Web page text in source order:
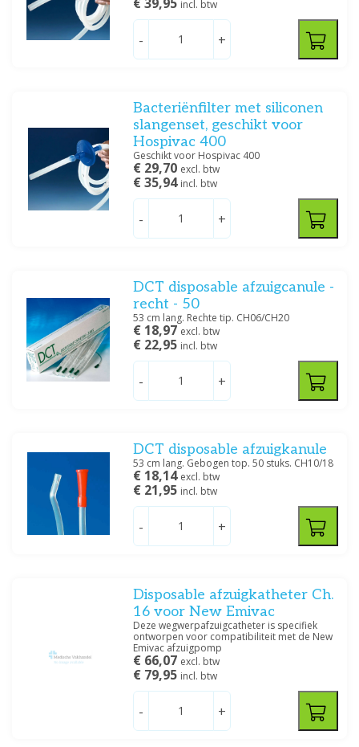
incl. btw
- +
Bacteriënfilter met siliconen
slangenset, geschikt voor
Hospivac 400
Geschikt voor Hospivac 400
€ 29,70 excl. btw
€ 35,94 incl. btw
- +
DCT disposable afzuigcanule -
recht - 50
53 cm lang. Rechte tip. CH06/CH20
€ 18,97 excl. btw
€ 22,95 incl. btw
- +
DCT disposable afzuigkanule
53 cm lang. Gebogen top. 50 stuks. CH10/18
€ 18,14 excl. btw
€ 21,95 incl. btw
- +
Disposable afzuigkatheter Ch.
16 voor New Emivac
Deze wegwerpafzuigcatheter is specifiek
ontworpen voor compatibiliteit met de New
Emivac afzuigpomp
€ 66,07 excl. btw
€ 79,95 incl. btw
- +